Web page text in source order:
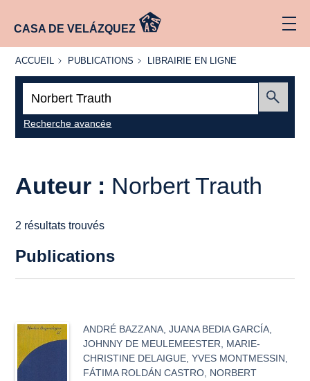
CASA DE VELÁZQUEZ
ACCUEIL
ACCUEIL PUBLICATIONS
PUBLICATIONS
LIBRAIRIE
LIBRAIRIE EN LIGNE
Recherche avancée
Auteur : Norbert Trauth
2 résultats trouvés
Publications
ANDRÉ BAZZANA ,JUANA BEDIA GARCÍA
JOHNNY DE MEULEMEESTER
MARIE-
CHRISTINE DELAIGUE ,YVES MONTMESSIN
FÁTIMA ROLDÁN CASTRO NORBERT